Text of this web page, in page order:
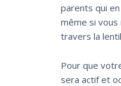
parents qui
même si
travers la
Pour que
sera actif et